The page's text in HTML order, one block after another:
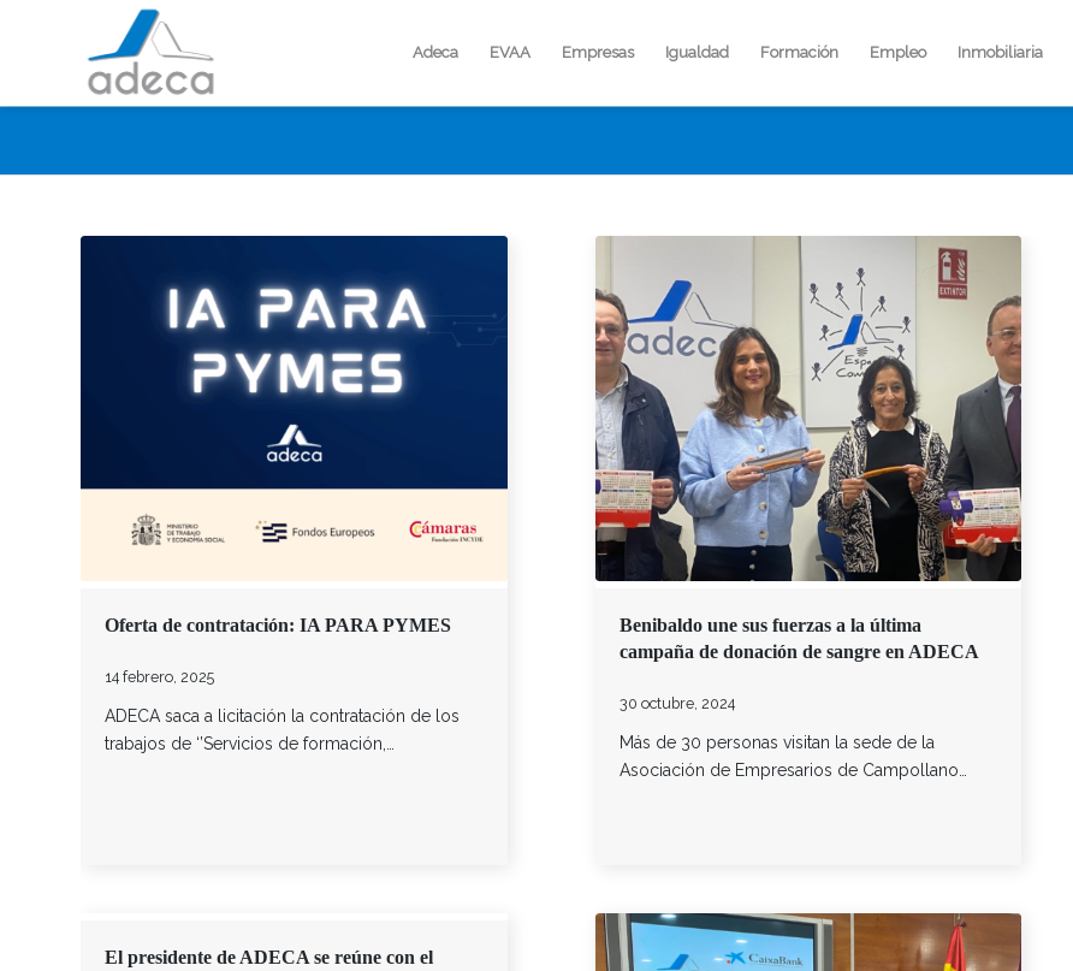
Adeca EVAA Empresas Igualdad Formación Empleo Inmobiliaria
Oferta de contratación: IA PARA PYMES
14 febrero, 2025
ADECA saca a licitación la contratación de los
trabajos de ‘’Servicios de formación,…
Benibaldo une sus fuerzas a la última
campaña de donación de sangre en ADECA
30 octubre, 2024
Más de 30 personas visitan la sede de la
Asociación de Empresarios de Campollano…
El presidente de ADECA se reúne con el